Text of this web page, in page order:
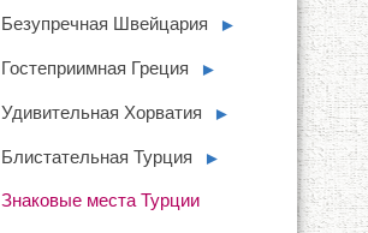
Безупречная Швейцария ►
Гостеприимная Греция ►
Удивительная Хорватия ►
Блистательная Турция ►
Знаковые места Турции